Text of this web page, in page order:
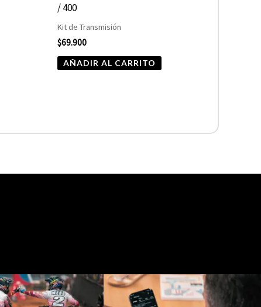
/ 400
Kit de Transmisión
$69.900
AÑADIR AL CARRITO